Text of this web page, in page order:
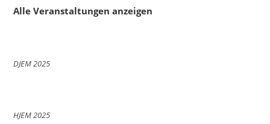
Alle Veranstaltungen anzeigen
DJEM 2025
HJEM 2025